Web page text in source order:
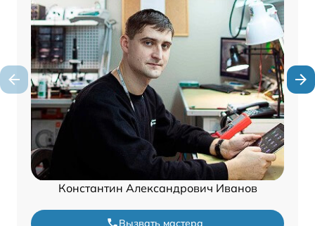
Константин Александрович Иванов
Вызвать мастера